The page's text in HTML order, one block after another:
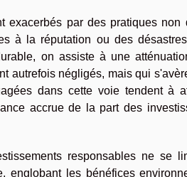
exacerbés par des pratiques non
à la réputation ou des
on assiste à une
autrefois négligés, mais qui
dans cette voie tendent à
accrue de la part des
responsables ne se
englobant les bénéfices